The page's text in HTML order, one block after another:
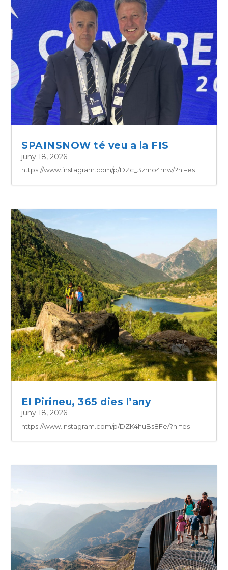
SPAINSNOW té veu a la FIS
juny 18, 2026
https://www.instagram.com/p/DZc_3zmo4mw/?hl=es
El Pirineu, 365 dies l’any
juny 18, 2026
https://www.instagram.com/p/DZK4huBs8Fe/?hl=es